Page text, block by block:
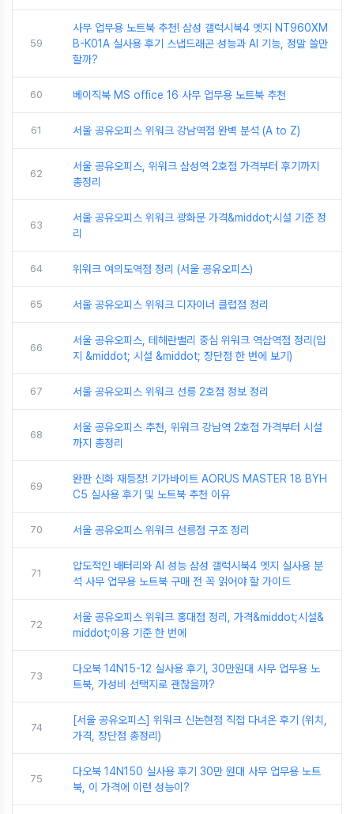
59
사무 업무용 노트북 추천! 삼성 갤럭시북4 엣지 NT960XM
B-K01A 실사용 후기 스냅드래곤 성능과 AI 기능, 정말 쓸만
할까?
60 베이직북 MS office 16 사무 업무용 노트북 추천
61 서울 공유오피스 위워크 강남역점 완벽 분석 (A to Z)
62
서울 공유오피스, 위워크 삼성역 2호점 가격부터 후기까지
총정리
63
서울 공유오피스 위워크 광화문 가격&middot;시설 기준 정
리
64 위워크 여의도역점 정리 (서울 공유오피스)
65 서울 공유오피스 위워크 디자이너 클럽점 정리
66
서울 공유오피스, 테헤란밸리 중심 위워크 역삼역점 정리(입
지 &middot; 시설 &middot; 장단점 한 번에 보기)
67 서울 공유오피스 위워크 선릉 2호점 정보 정리
68
서울 공유오피스 추천, 위워크 강남역 2호점 가격부터 시설
까지 총정리
69
완판 신화 재등장! 기가바이트 AORUS MASTER 18 BYH
C5 실사용 후기 및 노트북 추천 이유
70 서울 공유오피스 위워크 선릉점 구조 정리
71
압도적인 배터리와 AI 성능 삼성 갤럭시북4 엣지 실사용 분
석 사무 업무용 노트북 구매 전 꼭 읽어야 할 가이드
72
서울 공유오피스 위워크 홍대점 정리, 가격&middot;시설&
middot;이용 기준 한 번에
73
다오북 14N15-12 실사용 후기, 30만원대 사무 업무용 노
트북, 가성비 선택지로 괜찮을까?
74
[서울 공유오피스] 위워크 신논현점 직접 다녀온 후기 (위치,
가격, 장단점 총정리)
75
다오북 14N150 실사용 후기 30만 원대 사무 업무용 노트
북, 이 가격에 이런 성능이?